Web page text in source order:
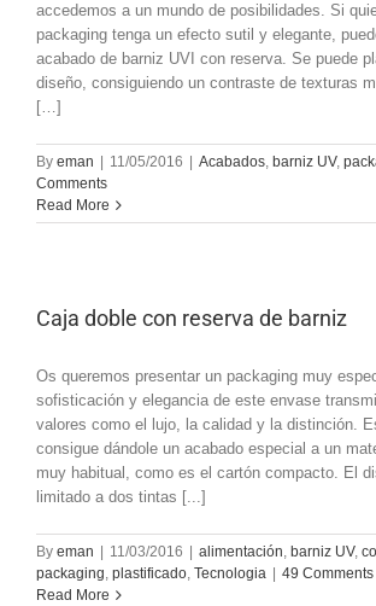
accedemos a un mundo de posibilidades. Si
packaging tenga un efecto sutil y elegante,
acabado de barniz UVI con reserva. Se puede
diseño, consiguiendo un contraste de texturas
[…]
By eman 11/05/2016 Acabados, barniz UV,
Comments
Read More
Caja doble con reserva de barniz
Os queremos presentar un packaging muy
sofisticación y elegancia de este envase
valores como el lujo, la calidad y la distinción.
consigue dándole un acabado especial a un
muy habitual, como es el cartón compacto. El
limitado a dos tintas [...]
By eman 11/03/2016 alimentación, barniz UV,
packaging, plastificado, Tecnologia
49 Comments
Read More